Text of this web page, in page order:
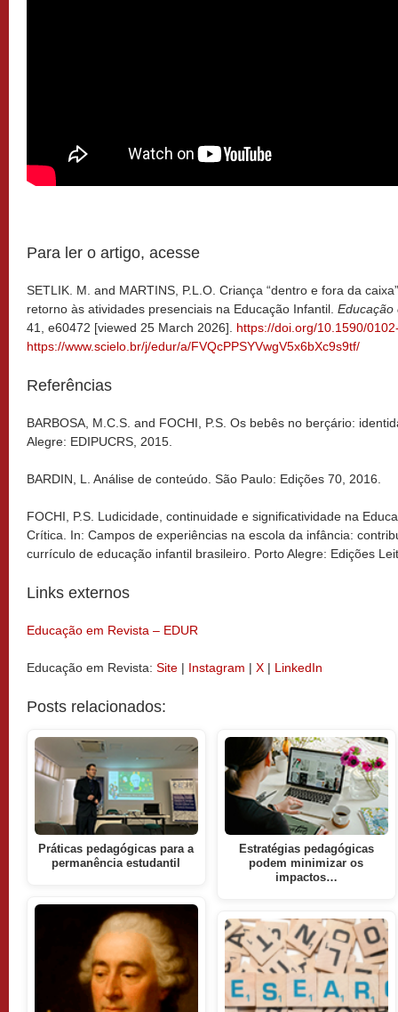
Para ler o artigo, acesse
SETLIK. M. and MARTINS, P.L.O. Criança “dentro e fora da
retorno às atividades presenciais na Educação Infantil.
41, e60472 [viewed 25 March 2026]. https://doi.org/10.1590/
https://www.scielo.br/j/edur/a/FVQcPPSYVwgV5x6bXc9s9tf/
Referências
BARBOSA, M.C.S. and FOCHI, P.S. Os bebês no berçário:
Alegre: EDIPUCRS, 2015.
BARDIN, L. Análise de conteúdo. São Paulo: Edições 70, 2016.
FOCHI, P.S. Ludicidade, continuidade e significatividade na
Crítica. In: Campos de experiências na escola da infância:
currículo de educação infantil brasileiro. Porto Alegre: Edições
Links externos
Educação em Revista – EDUR
Educação em Revista: Site | Instagram | X | LinkedIn
Posts relacionados:
Práticas pedagógicas para a
permanência estudantil
Estratégias pedagógicas
podem minimizar os
impactos…